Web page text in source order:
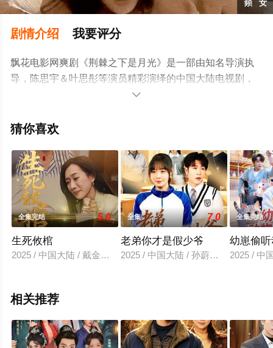
剧情介绍 我要评分
飘花电影网爽剧《荆棘之下是月光》是一部由知名导演执
导，陈思宇＆叶思彤等演员精彩演绎的中国大陆电视剧，
大结局剧情已揭晓（全集），手机免费观看高清无删减完
瓣电视剧、电视猫或剧情网等平台了解。

猜你喜欢
全集完结 5.0
生死攸棺
2025 / 中国大陆 / 戴金麟＆赵靖祎
全集 7.0
老弟你才是假少爷
2025 / 中国大陆 / 孙蔚琳＆王裕博
全集完结
幼崽偷
2025 / 中
相关推荐